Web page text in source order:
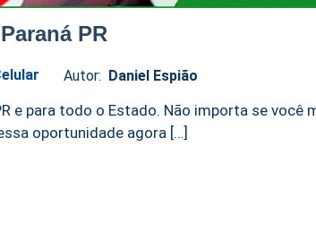
PR
Autor: Daniel Espião
e para todo o Estado. Não importa se você
oportunidade agora […]